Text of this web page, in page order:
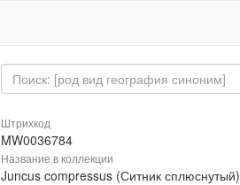
Штрихкод
MW0036784
Название в коллекции
Juncus compressus (Ситник сплюснутый)